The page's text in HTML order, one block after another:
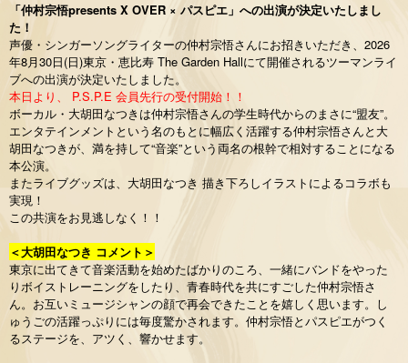
「仲村宗悟presents X OVER × パスピエ」への出演が決定いたしまし
た！
声優・シンガーソングライターの仲村宗悟さんにお招きいただき、2026
年8月30日(日)東京・恵比寿 The Garden Hallにて開催されるツーマンライ
ブへの出演が決定いたしました。
本日より、 P.S.P.E 会員先行の受付開始！！
ボーカル・大胡田なつきは仲村宗悟さんの学生時代からのまさに“盟友”。
エンタテインメントという名のもとに幅広く活躍する仲村宗悟さんと大
胡田なつきが、満を持して“音楽”という両名の根幹で相対することになる
本公演。
またライブグッズは、大胡田なつき 描き下ろしイラストによるコラボも
実現！
この共演をお見逃しなく！！
＜大胡田なつき コメント＞
東京に出てきて音楽活動を始めたばかりのころ、一緒にバンドをやった
りボイストレーニングをしたり、青春時代を共にすごした仲村宗悟さ
ん。お互いミュージシャンの顔で再会できたことを嬉しく思います。し
ゅうごの活躍っぷりには毎度驚かされます。仲村宗悟とパスピエがつく
るステージを、アツく、響かせます。